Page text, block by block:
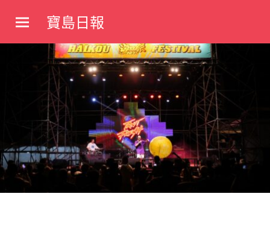
content
寶島日報
島
新
聞
網